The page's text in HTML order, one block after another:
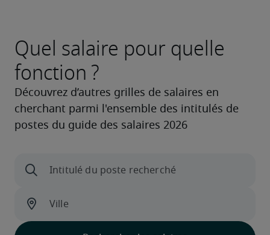
Quel salaire pour quelle
fonction ?